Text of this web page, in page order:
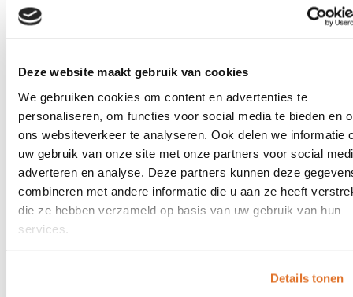
Deze website maakt gebruik van cookies
We gebruiken cookies om content en advertenties te
personaliseren, om functies voor social media te bieden en
ons websiteverkeer te analyseren. Ook delen we informatie
uw gebruik van onze site met onze partners voor social
adverteren en analyse. Deze partners kunnen deze
combineren met andere informatie die u aan ze heeft
die ze hebben verzameld op basis van uw gebruik van hun
services.
Details tonen
Ø100/150mm loodslab zwart
Toevoegen aan winkelwagen Toevoegen aan winkelwagen
Dubbelwandige kachelpijp RVS
Dakdoorvoer 20°-35° loodvrij
– Ø130/180mm
Incl. btw€
Dubbelwandige kachelpijp
Dakplaat plat 0°-10°–
Ø150/200mm